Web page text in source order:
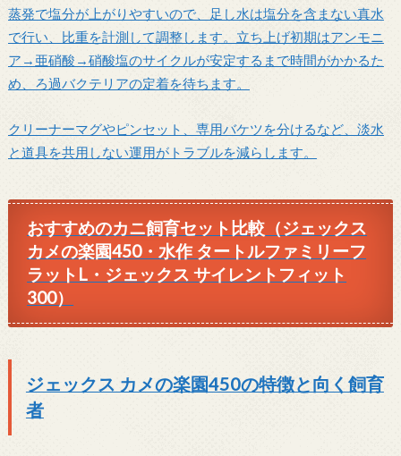
蒸発で塩分が上がりやすいので、足し水は塩分を含まない真水
で行い、比重を計測して調整します。立ち上げ初期はアンモニ
ア→亜硝酸→硝酸塩のサイクルが安定するまで時間がかかるた
め、ろ過バクテリアの定着を待ちます。
クリーナーマグやピンセット、専用バケツを分けるなど、淡水
と道具を共用しない運用がトラブルを減らします。
おすすめのカニ飼育セット比較（ジェックス
カメの楽園450・水作 タートルファミリーフ
ラットL・ジェックス サイレントフィット
300）
ジェックス カメの楽園450の特徴と向く飼育
者